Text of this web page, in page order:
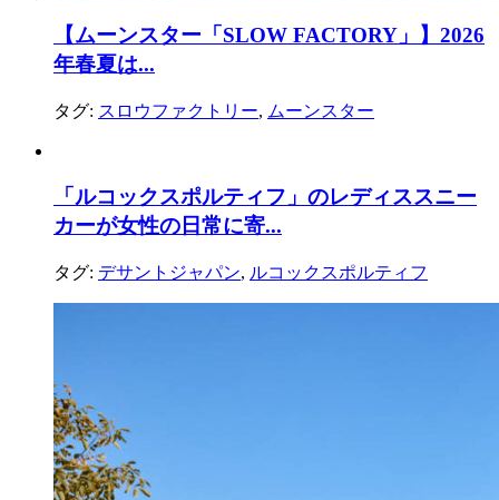
【ムーンスター「SLOW FACTORY」】2026
年春夏は...
タグ: スロウファクトリー, ムーンスター
「ルコックスポルティフ」のレディススニー
カーが女性の日常に寄...
タグ: デサントジャパン, ルコックスポルティフ